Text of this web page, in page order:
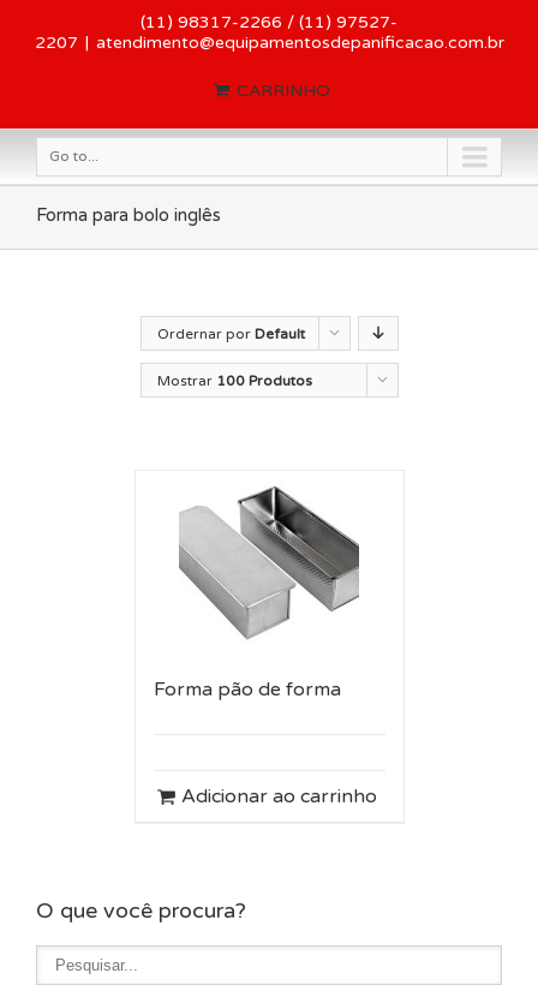
(11) 98317-2266 / (11) 97527-
2207 | atendimento@equipamentosdepanificacao.com.br
CARRINHO
Go to...
Forma para bolo inglês
Ordernar por Default
Order
Mostrar 100 Produtos
Forma pão de forma
Adicionar ao carrinho
O que você procura?